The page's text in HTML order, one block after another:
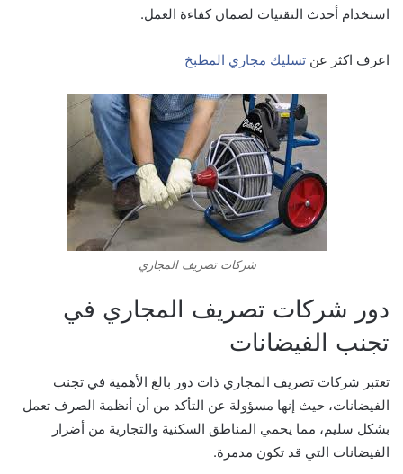
استخدام أحدث التقنيات لضمان كفاءة العمل.
اعرف اكثر عن تسليك مجاري المطبخ
شركات تصريف المجاري
دور شركات تصريف المجاري في
تجنب الفيضانات
تعتبر شركات تصريف المجاري ذات دور بالغ الأهمية في تجنب
الفيضانات، حيث إنها مسؤولة عن التأكد من أن أنظمة الصرف تعمل
بشكل سليم، مما يحمي المناطق السكنية والتجارية من أضرار
الفيضانات التي قد تكون مدمرة.